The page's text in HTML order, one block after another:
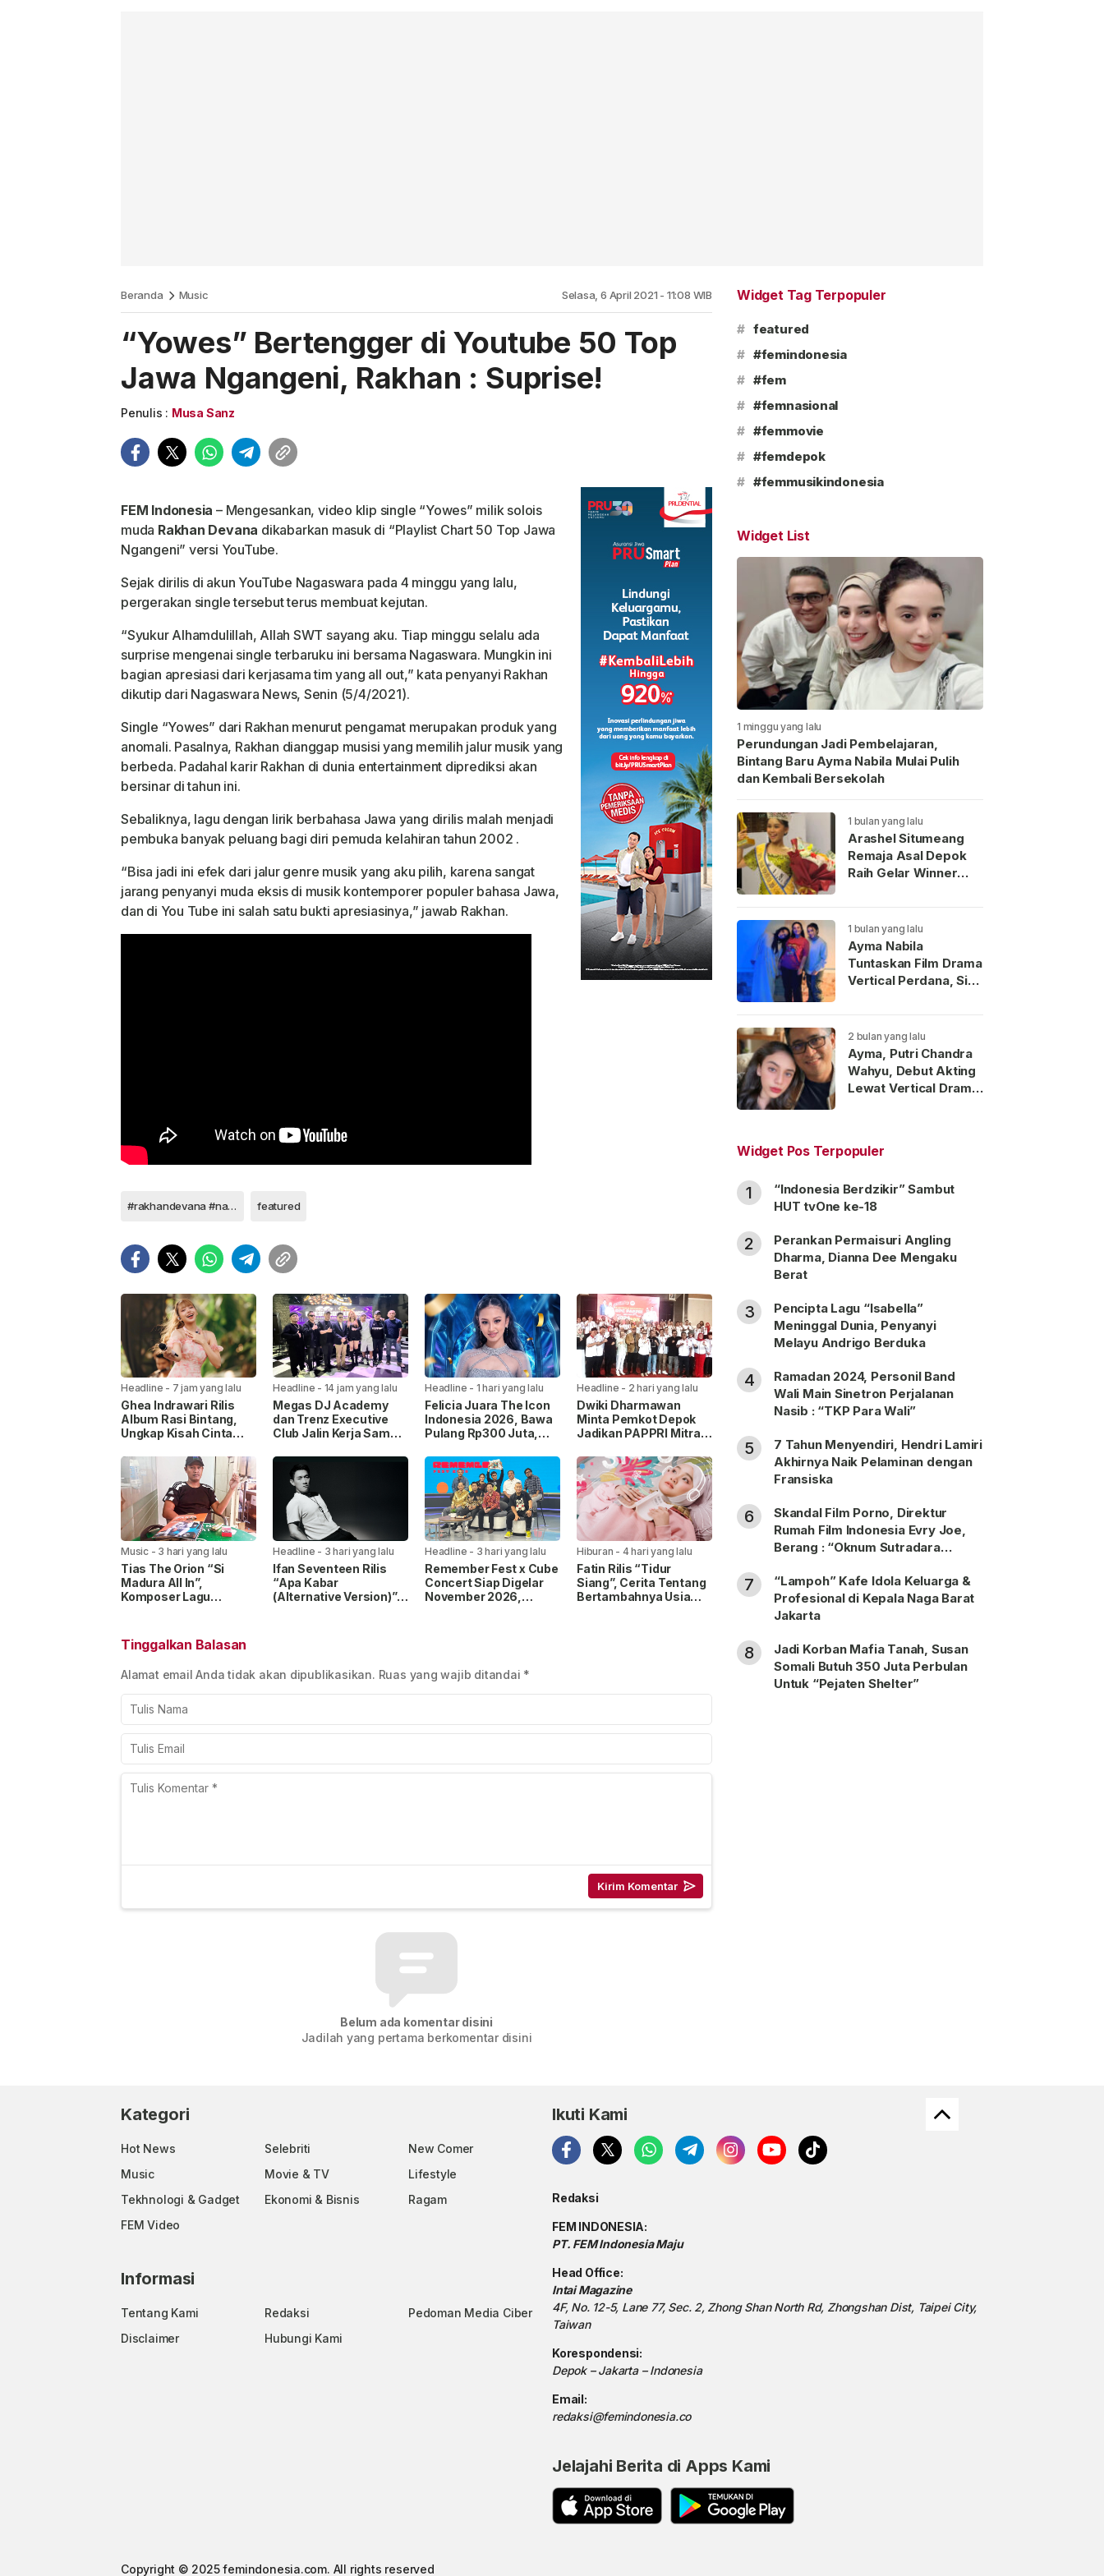
Beranda Music Selasa, 6 April 2021 - 11:08 WIB
“Yowes” Bertengger di Youtube 50 Top
Jawa Ngangeni, Rakhan : Suprise!
Penulis : Musa Sanz
FEM Indonesia – Mengesankan, video klip single “Yowes” milik solois
muda Rakhan Devana dikabarkan masuk di “Playlist Chart 50 Top Jawa
Ngangeni” versi YouTube.
Sejak dirilis di akun YouTube Nagaswara pada 4 minggu yang lalu,
pergerakan single tersebut terus membuat kejutan.
“Syukur Alhamdulillah, Allah SWT sayang aku. Tiap minggu selalu ada
surprise mengenai single terbaruku ini bersama Nagaswara. Mungkin ini
bagian apresiasi dari kerjasama tim yang all out,” kata penyanyi Rakhan
dikutip dari Nagaswara News, Senin (5/4/2021).
Single “Yowes” dari Rakhan menurut pengamat merupakan produk yang
anomali. Pasalnya, Rakhan dianggap musisi yang memilih jalur musik yang
berbeda. Padahal karir Rakhan di dunia entertainment diprediksi akan
bersinar di tahun ini.
Sebaliknya, lagu dengan lirik berbahasa Jawa yang dirilis malah menjadi
pembuka banyak peluang bagi diri pemuda kelahiran tahun 2002 .
“Bisa jadi ini efek dari jalur genre musik yang aku pilih, karena sangat
jarang penyanyi muda eksis di musik kontemporer populer bahasa Jawa,
dan di You Tube ini salah satu bukti apresiasinya,” jawab Rakhan.
#rakhandevana #nagaswara featured
Headline - 7 jam yang lalu
Ghea Indrawari Rilis
Album Rasi Bintang,
Ungkap Kisah Cinta
Headline - 14 jam yang lalu
Megas DJ Academy
dan Trenz Executive
Club Jalin Kerja Sama,
DJ Profesional
Headline - 1 hari yang lalu
Felicia Juara The Icon
Indonesia 2026, Bawa
Pulang Rp300 Juta,
Kontrak Rekaman
Headline - 2 hari yang lalu
Dwiki Dharmawan
Minta Pemkot Depok
Jadikan PAPPRI Mitra
Pengembangan
Industri Musik
Music - 3 hari yang lalu
Tias The Orion “Si
Madura All In”,
Komposer Lagu
Spotify
Headline - 3 hari yang lalu
Ifan Seventeen Rilis
“Apa Kabar
(Alternative Version)”,
Headline - 3 hari yang lalu
Remember Fest x Cube
Concert Siap Digelar
November 2026,
Hiburan - 4 hari yang lalu
Fatin Rilis “Tidur
Siang”, Cerita Tentang
Bertambahnya Usia
Tinggalkan Balasan
Alamat email Anda tidak akan dipublikasikan. Ruas yang wajib ditandai *
Belum ada komentar disini
Jadilah yang pertama berkomentar disini
Widget Tag Terpopuler
# featured
# #femindonesia
# #fem
# #femnasional
# #femmovie
# #femdepok
# #femmusikindonesia
Widget List
1 minggu yang lalu
Perundungan Jadi Pembelajaran,
Bintang Baru Ayma Nabila Mulai Pulih
dan Kembali Bersekolah
1 bulan yang lalu
Arashel Situmeang
Remaja Asal Depok
Raih Gelar Winner
1 bulan yang lalu
Ayma Nabila
Tuntaskan Film Drama
Vertical Perdana, Siap
Indonesia
2 bulan yang lalu
Ayma, Putri Chandra
Wahyu, Debut Akting
Lewat Vertical Drama
Widget Pos Terpopuler
1
“Indonesia Berdzikir” Sambut
HUT tvOne ke-18
2
Perankan Permaisuri Angling
Dharma, Dianna Dee Mengaku
Berat
3
Pencipta Lagu “Isabella”
Meninggal Dunia, Penyanyi
Melayu Andrigo Berduka
4
Ramadan 2024, Personil Band
Wali Main Sinetron Perjalanan
Nasib : “TKP Para Wali”
5
7 Tahun Menyendiri, Hendri Lamiri
Akhirnya Naik Pelaminan dengan
Fransiska
6
Skandal Film Porno, Direktur
Rumah Film Indonesia Evry Joe,
Berang : “Oknum Sutradara
7
“Lampoh” Kafe Idola Keluarga &
Profesional di Kepala Naga Barat
Jakarta
8
Jadi Korban Mafia Tanah, Susan
Somali Butuh 350 Juta Perbulan
Untuk “Pejaten Shelter”
Kategori
Hot News Selebriti
New Comer
Music
Movie & TV
Lifestyle
Tekhnologi & Gadget
Ekonomi & Bisnis
Ragam
FEM Video
Informasi
Tentang Kami Redaksi
Pedoman Media Ciber
Disclaimer
Hubungi Kami
Ikuti Kami
Redaksi
FEM INDONESIA:
PT. FEM Indonesia Maju
Head Office:
Intai Magazine
4F, No. 12-5, Lane 77, Sec. 2, Zhong Shan North Rd, Zhongshan Dist, Taipei City,
Taiwan
Korespondensi:
Depok – Jakarta – Indonesia
Email:
redaksi@femindonesia.co
Jelajahi Berita di Apps Kami
Copyright © 2025 femindonesia.com. All rights reserved